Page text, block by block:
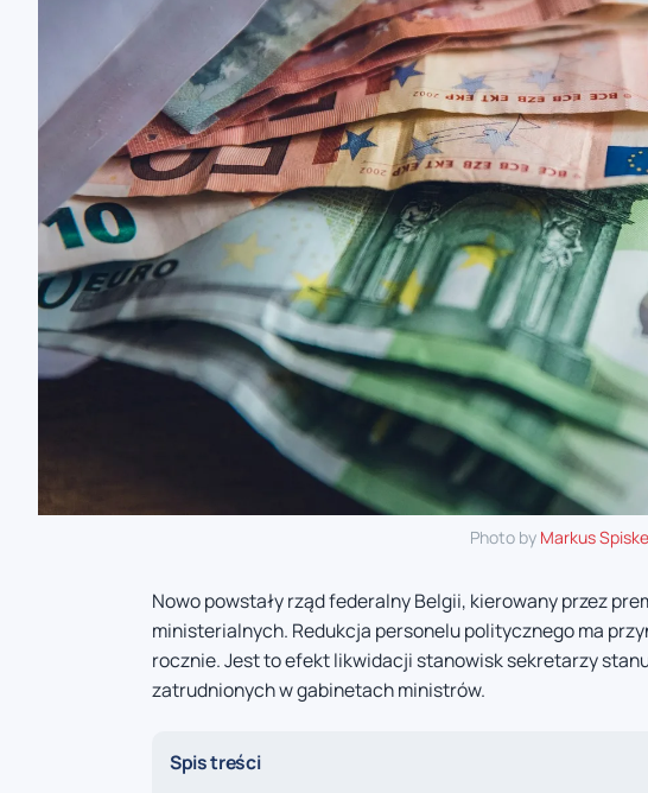
Photo by Markus Spiske
Nowo powstały rząd federalny Belgii, kierowany przez
ministerialnych. Redukcja personelu politycznego ma
rocznie. Jest to efekt likwidacji stanowisk sekretarzy
zatrudnionych w gabinetach ministrów.
Spis treści